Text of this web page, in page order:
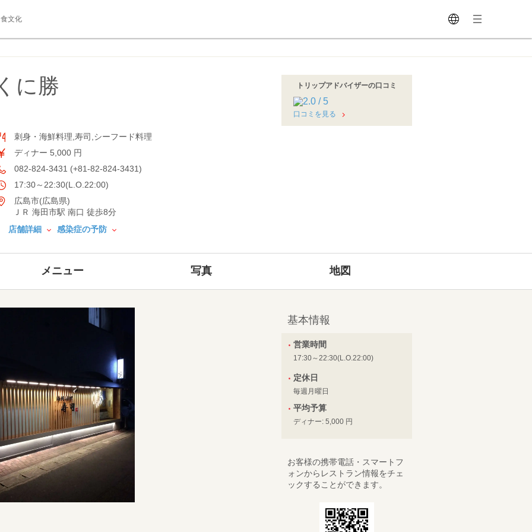
食文化
に勝
刺身・海鮮料理,寿司,シーフード料理
ディナー 5,000 円
082-824-3431 (+81-82-824-3431)
17:30～22:30(L.O.22:00)
広島市(広島県)
ＪＲ 海田市駅 南口 徒歩8分
店舗詳細
感染症の予防
トリップアドバイザーの口コミ
口コミを見る
メニュー 写真 地図
基本情報
営業時間
17:30～22:30(L.O.22:00)
定休日
毎週月曜日
平均予算
ディナー: 5,000 円
お客様の携帯電話・スマートフ
ォンからレストラン情報をチェ
ックすることができます。